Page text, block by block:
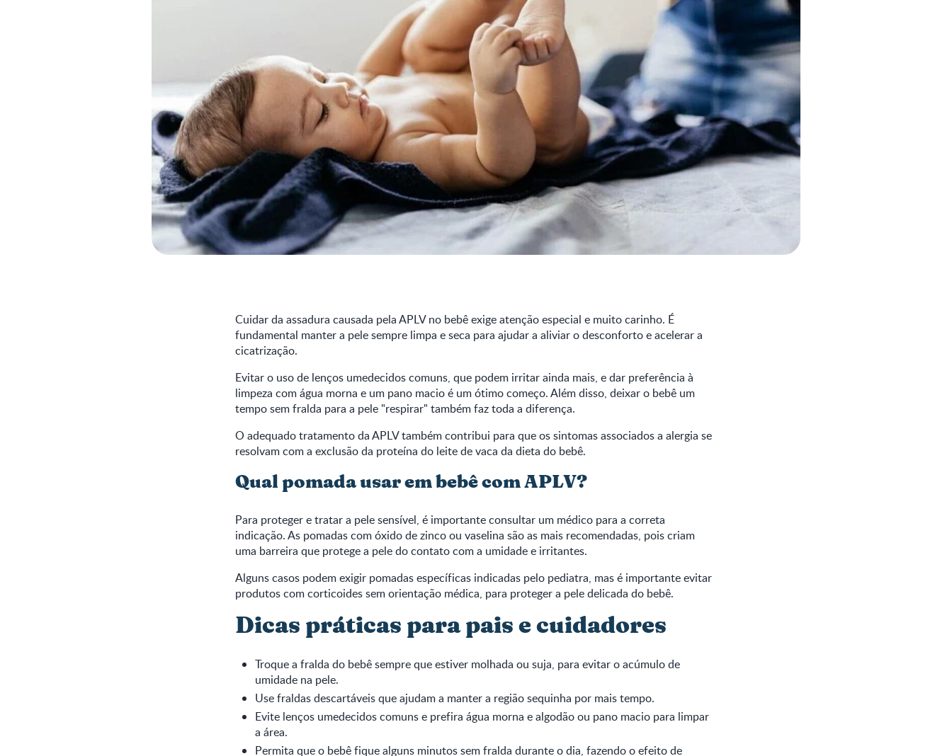
Cuidar da assadura causada pela APLV no bebê exige atenção especial e muito carinho. É
fundamental manter a pele sempre limpa e seca para ajudar a aliviar o desconforto e acelerar a
cicatrização.
Evitar o uso de lenços umedecidos comuns, que podem irritar ainda mais, e dar preferência à
limpeza com água morna e um pano macio é um ótimo começo. Além disso, deixar o bebê um
tempo sem fralda para a pele "respirar" também faz toda a diferença.
O adequado tratamento da APLV também contribui para que os sintomas associados a alergia se
resolvam com a exclusão da proteína do leite de vaca da dieta do bebê.
Qual pomada usar em bebê com APLV?
Para proteger e tratar a pele sensível, é importante consultar um médico para a correta
indicação. As pomadas com óxido de zinco ou vaselina são as mais recomendadas, pois criam
uma barreira que protege a pele do contato com a umidade e irritantes.
Alguns casos podem exigir pomadas específicas indicadas pelo pediatra, mas é importante evitar
produtos com corticoides sem orientação médica, para proteger a pele delicada do bebê.
Dicas práticas para pais e cuidadores
Troque a fralda do bebê sempre que estiver molhada ou suja, para evitar o acúmulo de
umidade na pele.
Use fraldas descartáveis que ajudam a manter a região sequinha por mais tempo.
Evite lenços umedecidos comuns e prefira água morna e algodão ou pano macio para limpar
a área.
Permita que o bebê fique alguns minutos sem fralda durante o dia, fazendo o efeito de